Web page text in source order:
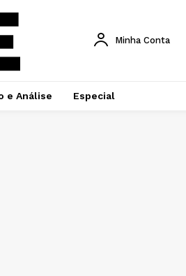
Minha Conta
e Análise Especial